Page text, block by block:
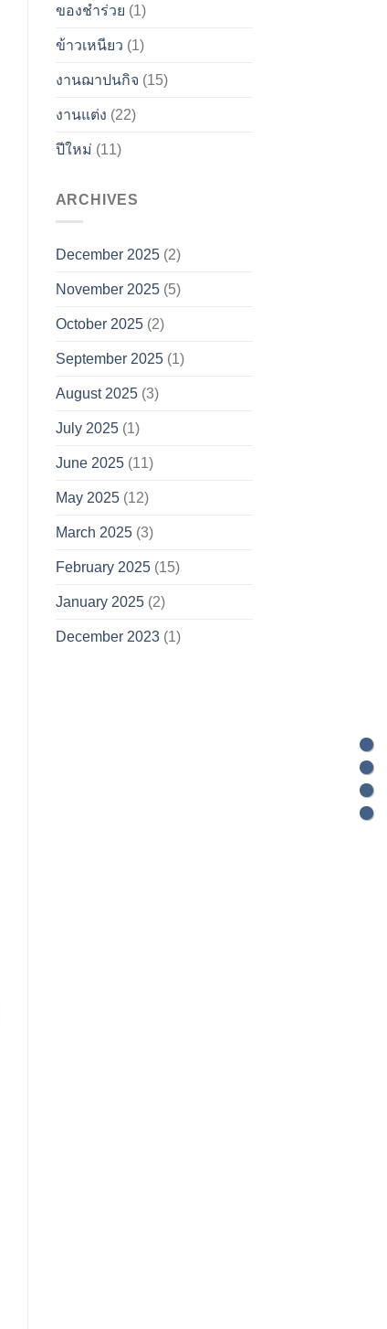
ของชำร่วย (1)
ข้าวเหนียว (1)
งานฌาปนกิจ (15)
งานแต่ง (22)
ปีใหม่ (11)
ARCHIVES
December 2025(2)
November 2025(5)
October 2025(2)
September 2025(1)
August 2025(3)
July 2025(1)
June 2025(11)
May 2025(12)
March 2025(3)
February 2025(15)
January 2025(2)
December 2023(1)